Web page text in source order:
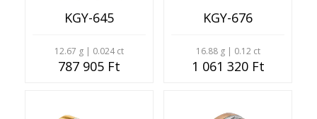
KGY-645
12.67 g | 0.024 ct
787 905 Ft
KGY-676
16.88 g | 0.12 ct
1 061 320 Ft